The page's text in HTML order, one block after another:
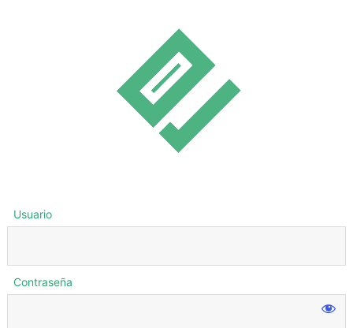
Usuario
Contraseña